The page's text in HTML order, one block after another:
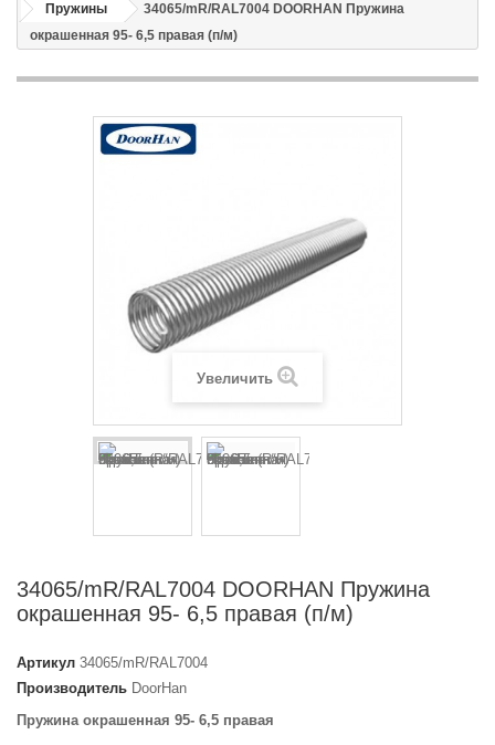
Пружины
34065/mR/RAL7004 DOORHAN Пружина
окрашенная 95- 6,5 правая (п/м)
Увеличить
34065/mR/RAL7004 DOORHAN Пружина
окрашенная 95- 6,5 правая (п/м)
Артикул 34065/mR/RAL7004
Производитель DoorHan
Пружина окрашенная 95- 6,5 правая
оплачивается при получении